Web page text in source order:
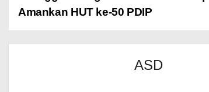
Amankan HUT ke-50 PDIP
ASD